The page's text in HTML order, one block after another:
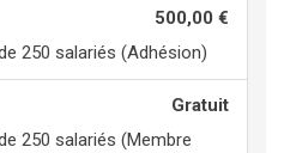
500,00 €
250 salariés (Adhésion)
Gratuit
250 salariés (Membre